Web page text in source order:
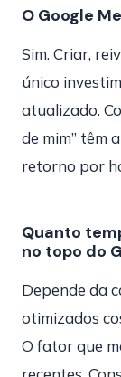
O Google
Sim. Criar,
único
atualizado.
de mim” têm
retorno por
Quanto
no topo do
Depende da
otimizados
O fator que